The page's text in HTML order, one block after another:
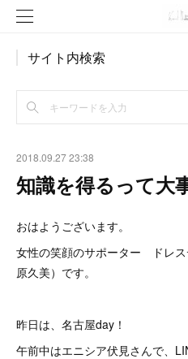
サイト内検索
2018.09.27 23:38
知識を得るって大
おはようございます。
女性の笑顔のサポーター ドレ
原久美）です。
昨日は、名古屋day！
午前中はエニシア伏見さんで、